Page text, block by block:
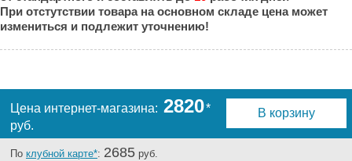
Краснодар:
Под заказ
Челябинск:
Под заказ
При отстутствии товара на основном складе цена может
измениться и подлежит уточнению!
Цена интернет-магазина: 2820*
руб.
В корзину
По клубной карте*: 2685 руб.